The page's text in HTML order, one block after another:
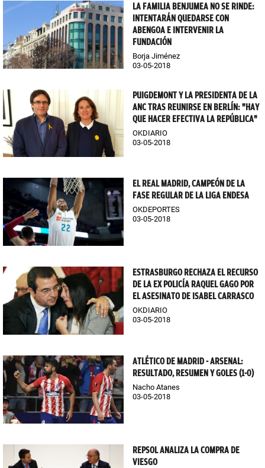
LA FAMILIA BENJUMEA NO SE RINDE:
INTENTARÁN QUEDARSE CON
ABENGOA E INTERVENIR LA
FUNDACIÓN
Borja Jiménez
03-05-2018
PUIGDEMONT Y LA PRESIDENTA DE LA
ANC TRAS REUNIRSE EN BERLÍN: "HAY
QUE HACER EFECTIVA LA REPÚBLICA"
OKDIARIO
03-05-2018
EL REAL MADRID, CAMPEÓN DE LA
FASE REGULAR DE LA LIGA ENDESA
OKDEPORTES
03-05-2018
ESTRASBURGO RECHAZA EL RECURSO
DE LA EX POLICÍA RAQUEL GAGO POR
EL ASESINATO DE ISABEL CARRASCO
OKDIARIO
03-05-2018
ATLÉTICO DE MADRID - ARSENAL:
RESULTADO, RESUMEN Y GOLES (1-0)
Nacho Atanes
03-05-2018
REPSOL ANALIZA LA COMPRA DE
VIESGO